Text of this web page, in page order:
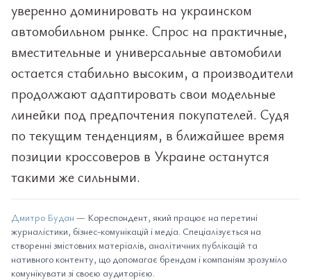
уверенно доминировать на украинском
автомобильном рынке. Спрос на практичные,
вместительные и универсальные автомобили
остается стабильно высоким, а производители
продолжают адаптировать свои модельные
линейки под предпочтения покупателей. Судя
по текущим тенденциям, в ближайшее время
позиции кроссоверов в Украине останутся
такими же сильными.
Дмитро Будан — Кореспондент, який працює на перетині
журналістики, бізнес-комунікацій і медіа. Спеціалізується на
створенні змістовних матеріалів, аналітичних публікацій та
нативного контенту, що допомагає брендам і компаніям зрозуміло
комунікувати зі своєю аудиторією.